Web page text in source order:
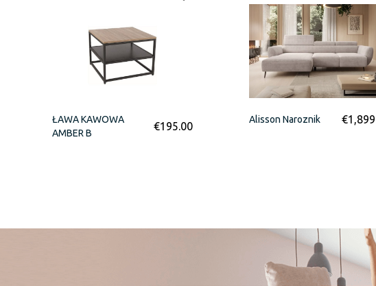
ŁAWA KAWOWA
AMBER B
€195.00
Alisson Naroznik €